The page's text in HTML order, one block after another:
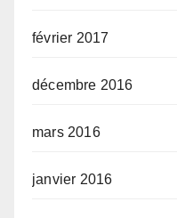
février 2017
décembre 2016
mars 2016
janvier 2016